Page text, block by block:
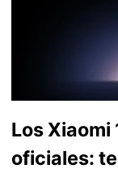
Los Xiaomi
oficiales: